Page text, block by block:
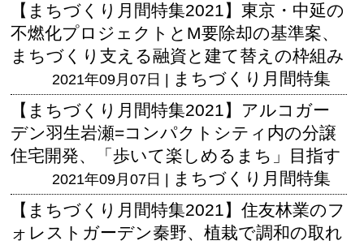
【まちづくり月間特集2021】東京・中延の
不燃化プロジェクトとM要除却の基準案、
まちづくり支える融資と建て替えの枠組み
2021年09月07日 |
まちづくり月間特集
【まちづくり月間特集2021】アルコガー
デン羽生岩瀬=コンパクトシティ内の分譲
住宅開発、「歩いて楽しめるまち」目指す
2021年09月07日 |
まちづくり月間特集
【まちづくり月間特集2021】住友林業のフ
ォレストガーデン秦野、植栽で調和の取れ